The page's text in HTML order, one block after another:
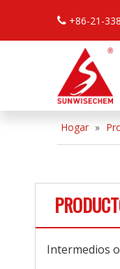
 +86-21-
Hogar »